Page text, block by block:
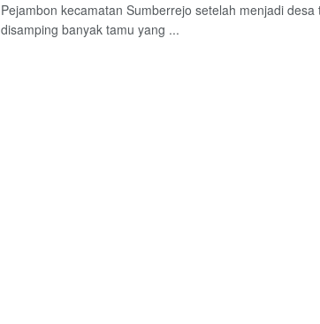
Pejambon kecamatan Sumberrejo setelah menjadi desa
disamping banyak tamu yang ...